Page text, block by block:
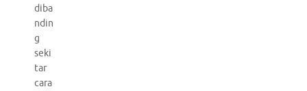
diba
ndin
g
seki
tar
cara